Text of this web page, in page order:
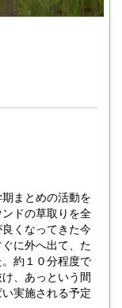
まとめの活動を
ドの草取りを全
くなってきた今
に外へ出て、た
約１０分程度で
、あっという間
実施される予定